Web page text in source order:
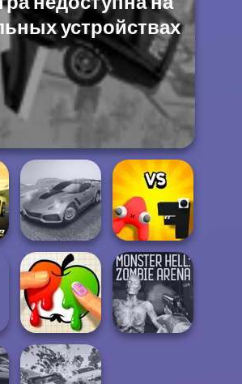
устройствах
Madness Driver
Vertigo City
Alphabet: Merge
And Fight